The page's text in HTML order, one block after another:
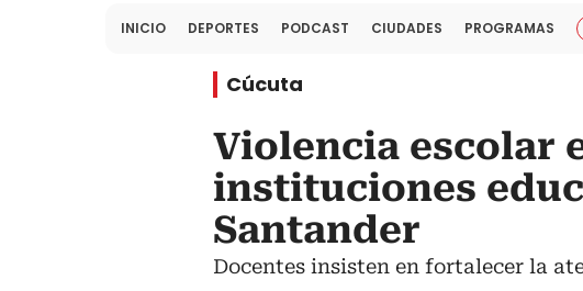
INICIO DEPORTES PODCAST CIUDADES PROGRAMAS
Cúcuta
Violencia escolar
instituciones
Santander
Docentes insisten en fortalecer la